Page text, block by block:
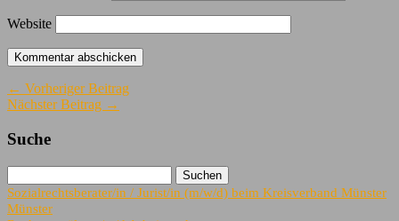
Website
← Vorheriger Beitrag
Nächster Beitrag →
Suche
Sozialrechtsberater/in / Jurist/in (m/w/d) beim Kreisverband Münster
Münster